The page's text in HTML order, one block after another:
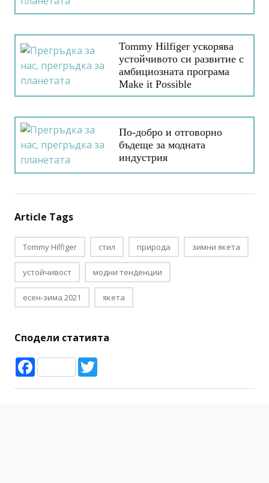
Tommy Hilfiger ускорява
устойчивото си развитие с
амбициозната програма
Make it Possible
По-добро и отговорно
бъдеще за модната
индустрия
Article Tags
Tommy Hilfiger стил природа зимни якета
устойчивост модни тенденции
есен-зима 2021 якета
Сподели статията
Facebook